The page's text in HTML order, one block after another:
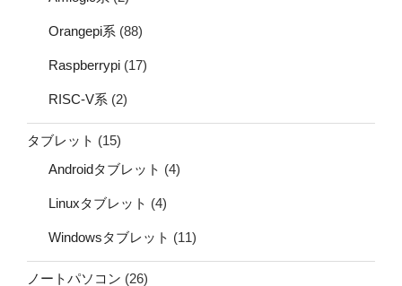
Orangepi系 (88)
Raspberrypi (17)
RISC-V系 (2)
タブレット (15)
Androidタブレット (4)
Linuxタブレット (4)
Windowsタブレット (11)
ノートパソコン (26)